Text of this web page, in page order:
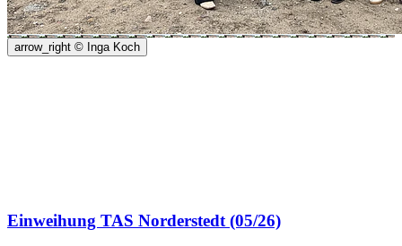
arrow_right © Inga Koch
Einweihung TAS Norderstedt (05/26)